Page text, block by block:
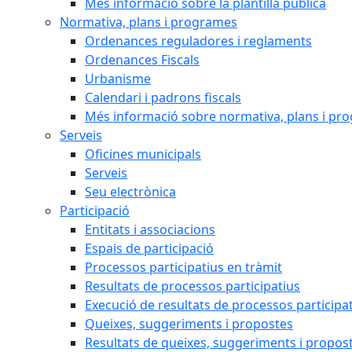
Normativa, plans i programes
Ordenances reguladores i reglaments
Ordenances Fiscals
Urbanisme
Calendari i padrons fiscals
Més informació sobre normativa, plans i
Serveis
Oficines municipals
Serveis
Seu electrònica
Participació
Entitats i associacions
Espais de participació
Processos participatius en tràmit
Resultats de processos participatius
Execució de resultats de processos
Queixes, suggeriments i propostes
Resultats de queixes, suggeriments i